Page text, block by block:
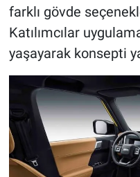
farklı gövde
Katılımcılar
yaşayarak konsepti